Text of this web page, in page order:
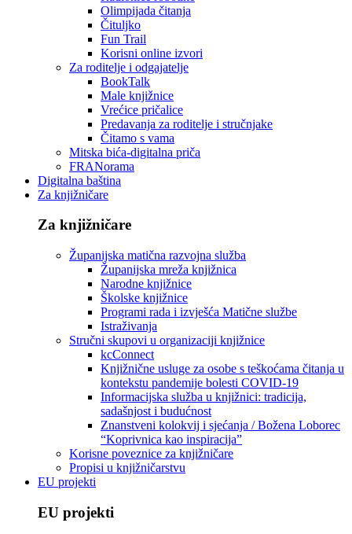
Olimpijada čitanja
Čituljko
Fun Trail
Korisni online izvori
Za roditelje i odgajatelje
BookTalk
Male knjižnice
Vrećice pričalice
Predavanja za roditelje i stručnjake
Čitamo s vama
Mitska bića-digitalna priča
FRANorama
Digitalna baština
Za knjižničare
Za knjižničare
Županijska matična razvojna služba
Županijska mreža knjižnica
Narodne knjižnice
Školske knjižnice
Programi rada i izvješća Matične službe
Istraživanja
Stručni skupovi u organizaciji knjižnice
kcConnect
Knjižnične usluge za osobe s teškoćama čitanja u
kontekstu pandemije bolesti COVID-19
Informacijska služba u knjižnici: tradicija,
sadašnjost i budućnost
Znanstveni kolokvij i sjećanja / Božena Loborec
“Koprivnica kao inspiracija”
Korisne poveznice za knjižničare
Propisi u knjižničarstvu
EU projekti
EU projekti